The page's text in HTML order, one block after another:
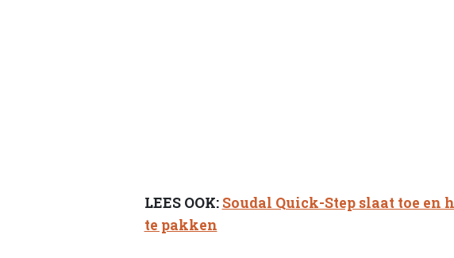
LEES OOK: Soudal Quick-Step slaat toe en
te pakken